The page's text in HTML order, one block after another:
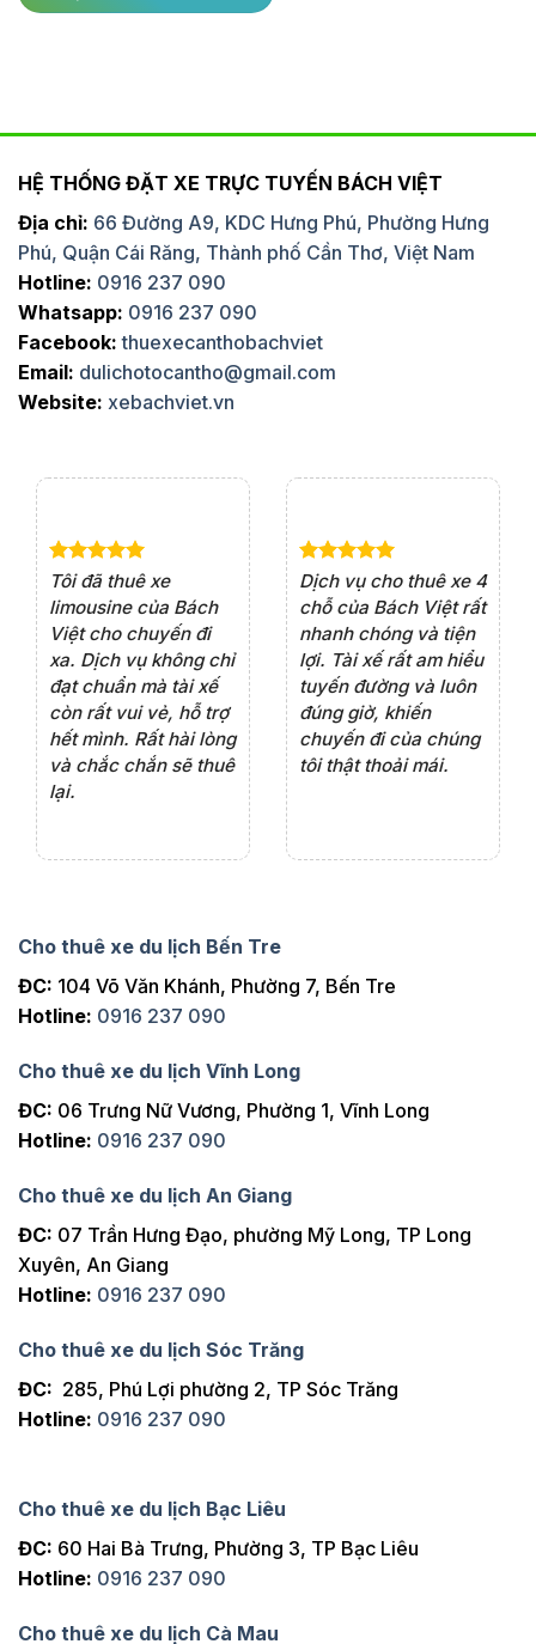
HỆ THỐNG ĐẶT XE TRỰC TUYẾN BÁCH VIỆT
Địa chỉ: 66 Đường A9, KDC Hưng Phú, Phường Hưng
Phú, Quận Cái Răng, Thành phố Cần Thơ, Việt Nam
Hotline: 0916 237 090
Whatsapp: 0916 237 090
Facebook: thuexecanthobachviet
Email: dulichotocantho@gmail.com
Website: xebachviet.vn
Dịch vụ cho thuê xe 7
chỗ của Bách Việt rất
chuyên nghiệp,đặc
biệt tài xế rất nhiệt
tình vui vẻ,sẽ ủng hộ
thường xuyên
Lần đầu thuê xe 16
chỗ tại Bách Việt, tôi
rất hài lòng với chất
lượng xe và sự
chuyên nghiệp của
tài xế. Dịch vụ tận
tâm, chu đáo, sẽ tiếp
tục sử dụng trong
Cho thuê xe du lịch Bến Tre
ĐC: 104 Võ Văn Khánh, Phường 7, Bến Tre
Hotline: 0916 237 090
Cho thuê xe du lịch Vĩnh Long
ĐC: 06 Trưng Nữ Vương, Phường 1, Vĩnh Long
Hotline: 0916 237 090
Cho thuê xe du lịch An Giang
ĐC: 07 Trần Hưng Đạo, phường Mỹ Long, TP Long
Xuyên, An Giang
Hotline: 0916 237 090
Cho thuê xe du lịch Sóc Trăng
ĐC: 285, Phú Lợi phường 2, TP Sóc Trăng
Hotline: 0916 237 090
Cho thuê xe du lịch Bạc Liêu
ĐC: 60 Hai Bà Trưng, Phường 3, TP Bạc Liêu
Hotline: 0916 237 090
Cho thuê xe du lịch Cà Mau